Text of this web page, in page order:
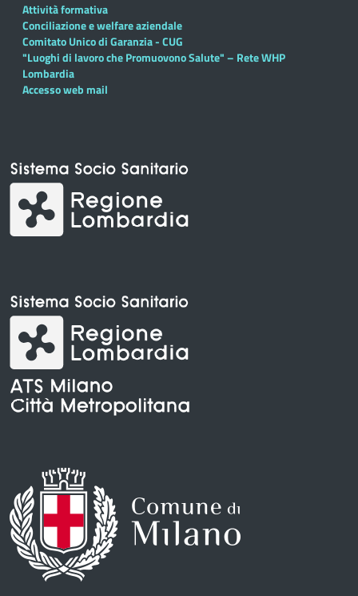
Attività formativa
Conciliazione e welfare aziendale
Comitato Unico di Garanzia - CUG
"Luoghi di lavoro che Promuovono Salute" – Rete WHP
Lombardia
Accesso web mail